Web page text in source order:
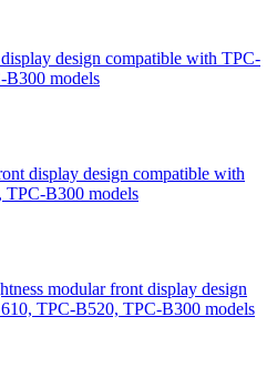
design compatible with TPC-
models
display design compatible with
B300 models
modular front display design
TPC-B520, TPC-B300 models